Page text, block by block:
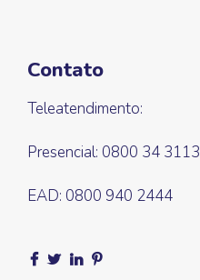
Contato
Teleatendimento:
Presencial: 0800 34 3113
EAD: 0800 940 2444